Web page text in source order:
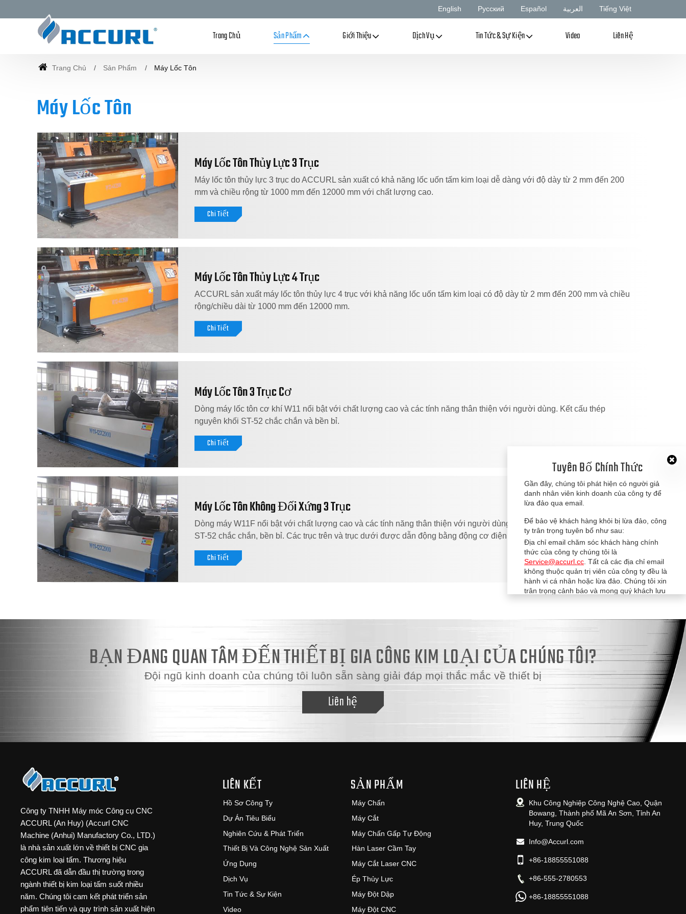
English Русский Español العربية Tiếng Việt
Trang Chủ Sản Phẩm Giới Thiệu Dịch Vụ Tin Tức & Sự Kiện Video Liên Hệ
Trang Chủ Sản Phẩm Máy Lốc Tôn
Máy Lốc Tôn
Máy Lốc Tôn Thủy Lực 3 Trục
Máy lốc tôn thủy lực 3 trục do ACCURL sản xuất có khả năng lốc uốn tấm kim loại dễ dàng với độ dày từ 2 mm đến 200
mm và chiều rộng từ 1000 mm đến 12000 mm với chất lượng cao.
Chi Tiết
Máy Lốc Tôn Thủy Lực 4 Trục
ACCURL sản xuất máy lốc tôn thủy lực 4 trục với khả năng lốc uốn tấm kim loại có độ dày từ 2 mm đến 200 mm và chiều
rộng/chiều dài từ 1000 mm đến 12000 mm.
Chi Tiết
Máy Lốc Tôn 3 Trục Cơ
Dòng máy lốc tôn cơ khí W11 nổi bật với chất lượng cao và các tính năng thân thiện với người dùng. Kết cấu thép
nguyên khối ST-52 chắc chắn và bền bỉ.
Chi Tiết
Máy Lốc Tôn Không Đối Xứng 3 Trục
Dòng máy W11F nổi bật với chất lượng cao và các tính năng thân thiện với người dùng. Kết cấu hoàn toàn bằng thép
ST-52 chắc chắn, bền bỉ. Các trục trên và trục dưới được dẫn động bằng động cơ điện + hộp số và hệ thống bánh răng.
Chi Tiết
BẠN ĐANG QUAN TÂM ĐẾN THIẾT BỊ GIA CÔNG KIM LOẠI CỦA CHÚNG TÔI?
Đội ngũ kinh doanh của chúng tôi luôn sẵn sàng giải đáp mọi thắc mắc về thiết bị
Liên hệ
Công ty TNHH Máy móc Công cụ CNC
ACCURL (An Huy) (Accurl CNC
Machine (Anhui) Manufactory Co., LTD.)
là nhà sản xuất lớn về thiết bị CNC gia
công kim loại tấm. Thương hiệu
ACCURL đã dẫn đầu thị trường trong
ngành thiết bị kim loại tấm suốt nhiều
năm. Chúng tôi cam kết phát triển sản
phẩm tiên tiến và quy trình sản xuất hiện
LIÊN KẾT
Hồ Sơ Công Ty
Dự Án Tiêu Biểu
Nghiên Cứu & Phát Triển
Thiết Bị Và Công Nghệ Sản Xuất
Ứng Dụng
Dịch Vụ
Tin Tức & Sự Kiện
Video
SẢN PHẨM
Máy Chấn
Máy Cắt
Máy Chấn Gấp Tự Động
Hàn Laser Cầm Tay
Máy Cắt Laser CNC
Ép Thủy Lực
Máy Đột Dập
Máy Đột CNC
LIÊN HỆ
Khu Công Nghiệp Công Nghệ Cao, Quận
Bowang, Thành phố Mã An Sơn, Tỉnh An
Huy, Trung Quốc
Info@Accurl.com
+86-18855551088
+86-555-2780553
+86-18855551088
Tuyên Bố Chính Thức
Gần đây, chúng tôi phát hiện có người giả
danh nhân viên kinh doanh của công ty để
lừa đảo qua email.
Để bảo vệ khách hàng khỏi bị lừa đảo, công
ty trân trọng tuyên bố như sau:
Địa chỉ email chăm sóc khách hàng chính
thức của công ty chúng tôi là
Service@accurl.cc. Tất cả các địa chỉ email
không thuộc quản trị viên của công ty đều là
hành vi cá nhân hoặc lừa đảo. Chúng tôi xin
trân trọng cảnh báo và mong quý khách lưu